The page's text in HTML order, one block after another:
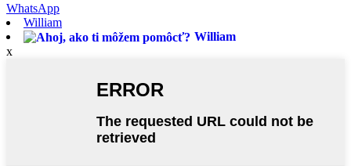
WhatsApp
William
William
x